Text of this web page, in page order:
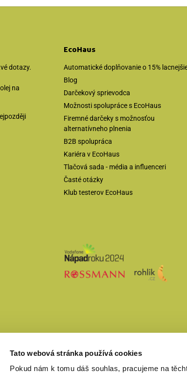
Tato webová stránka používá cookies
Pokud nám k tomu dáš souhlas, pracujeme na
dotazy.
na
EcoHaus
Automatické doplňovanie o 15%
Blog
Darčekový sprievodca
Možnosti spolupráce s EcoHaus
Firemné darčeky s možnosťou
alternatívneho plnenia
B2B spolupráca
Kariéra v EcoHaus
Tlačová sada - média a influenceri
Časté otázky
Klub testerov EcoHaus